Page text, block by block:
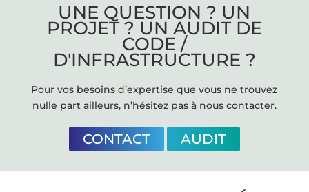
UNE QUESTION ? UN
PROJET ? UN AUDIT DE
CODE /
D'INFRASTRUCTURE ?
Pour vos besoins d’expertise que vous ne trouvez
nulle part ailleurs, n’hésitez pas à nous contacter.
CONTACT AUDIT